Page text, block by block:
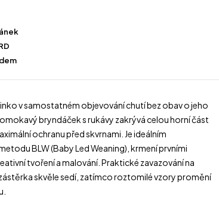
v samostatném objevování chutí bez obav o jeho
bryndáček s rukávy zakrývá celou horní část
ochranu před skvrnami. Je ideálním
BLW (Baby Led Weaning), krmení prvními
tvoření a malování. Praktické zavazování na
skvěle sedí, zatímco roztomilé vzory promění